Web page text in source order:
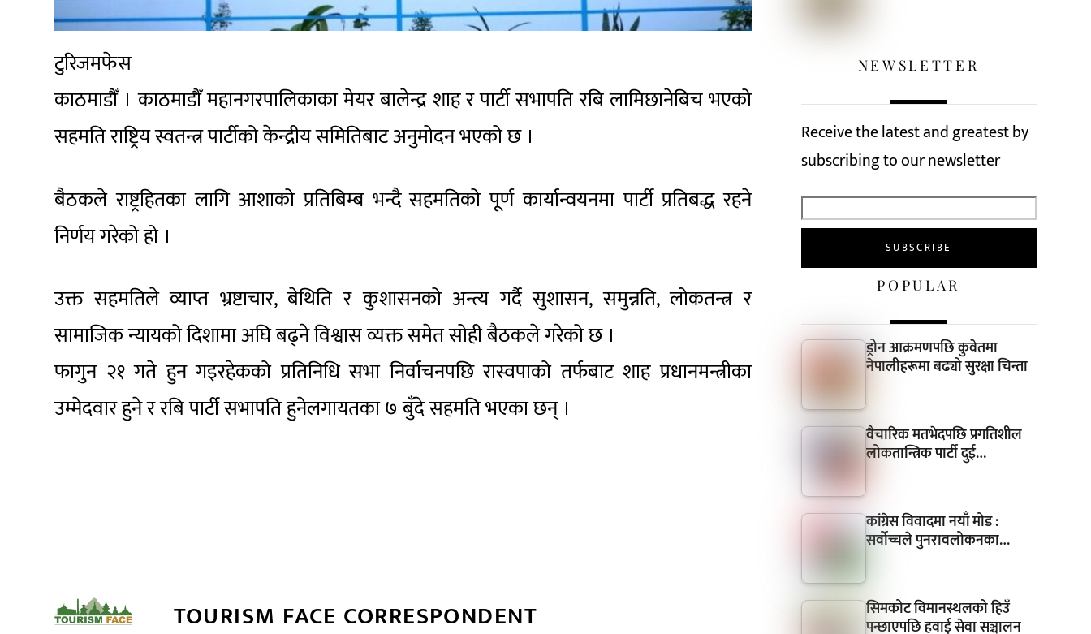
टुरिजमफेस
काठमाडौँ । काठमाडौँ महानगरपालिकाका मेयर बालेन्द्र शाह र पार्टी सभापति रबि लामिछानेबिच भएको
सहमति राष्ट्रिय स्वतन्त्र पार्टीको केन्द्रीय समितिबाट अनुमोदन भएको छ ।
बैठकले राष्ट्रहितका लागि आशाको प्रतिबिम्ब भन्दै सहमतिको पूर्ण कार्यान्वयनमा पार्टी प्रतिबद्ध रहने
निर्णय गरेको हो ।
उक्त सहमतिले व्याप्त भ्रष्टाचार, बेथिति र कुशासनको अन्त्य गर्दै सुशासन, समुन्नति, लोकतन्त्र र
सामाजिक न्यायको दिशामा अघि बढ्ने विश्वास व्यक्त समेत सोही बैठकले गरेको छ ।
फागुन २१ गते हुन गइरहेकको प्रतिनिधि सभा निर्वाचनपछि रास्वपाको तर्फबाट शाह प्रधानमन्त्रीका
उम्मेदवार हुने र रबि पार्टी सभापति हुनेलगायतका ७ बुँदे सहमति भएका छन् ।
TOURISM FACE CORRESPONDENT
NEWSLETTER
Receive the latest and greatest by
subscribing to our newsletter
POPULAR
ड्रोन आक्रमणपछि कुवेतमा
नेपालीहरूमा बढ्यो सुरक्षा चिन्ता
वैचारिक मतभेदपछि प्रगतिशील
लोकतान्त्रिक पार्टी दुई…
कांग्रेस विवादमा नयाँ मोड :
सर्वोच्चले पुनरावलोकनका…
सिमकोट विमानस्थलको हिउँ
पन्छाएपछि हवाई सेवा सञ्चालन